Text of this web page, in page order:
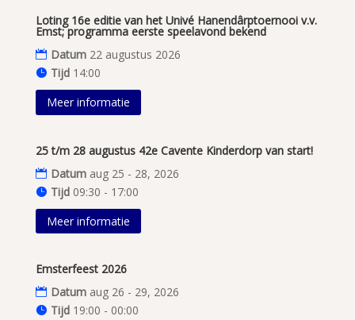
Loting 16e editie van het Univé Hanendârptoernooi v.v.
Emst; programma eerste speelavond bekend
Datum 22 augustus 2026
Tijd 14:00
Meer informatie
25 t/m 28 augustus 42e Cavente Kinderdorp van start!
Datum aug 25 - 28, 2026
Tijd 09:30 - 17:00
Meer informatie
Emsterfeest 2026
Datum aug 26 - 29, 2026
Tijd 19:00 - 00:00